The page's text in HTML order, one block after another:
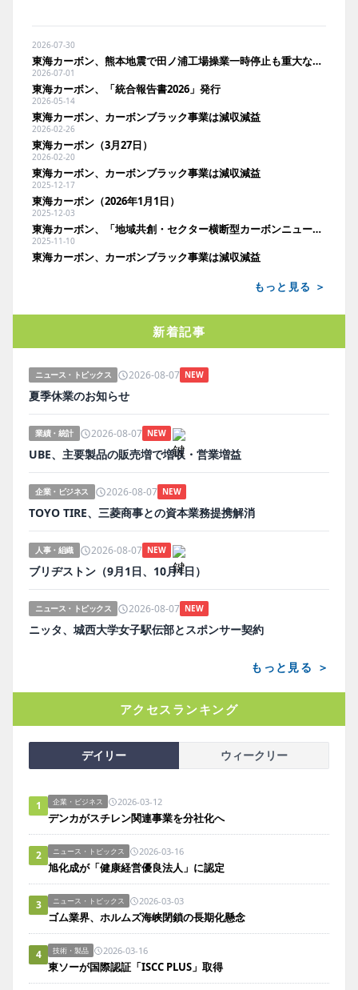
2026-07-30
東海カーボン、熊本地震で田ノ浦工場操業一時停止も重大な人的被害なし
2026-07-01
東海カーボン、「統合報告書2026」発行
2026-05-14
東海カーボン、カーボンブラック事業は減収減益
2026-02-26
東海カーボン（3月27日）
2026-02-20
東海カーボン、カーボンブラック事業は減収減益
2025-12-17
東海カーボン（2026年1月1日）
2025-12-03
東海カーボン、「地域共創・セクター横断型カーボンニュートラル技術開発・実証事業」に採択
2025-11-10
東海カーボン、カーボンブラック事業は減収減益
もっと見る ＞
新着記事
ニュース・トピックス 2026-08-07 NEW
夏季休業のお知らせ
業績・統計 2026-08-07 NEW
UBE、主要製品の販売増で増収・営業増益
企業・ビジネス 2026-08-07 NEW
TOYO TIRE、三菱商事との資本業務提携解消
人事・組織 2026-08-07 NEW
ブリヂストン（9月1日、10月1日）
ニュース・トピックス 2026-08-07 NEW
ニッタ、城西大学女子駅伝部とスポンサー契約
もっと見る ＞
アクセスランキング
デイリー ウィークリー
1 企業・ビジネス 2026-03-12
デンカがスチレン関連事業を分社化へ
2 ニュース・トピックス 2026-03-16
旭化成が「健康経営優良法人」に認定
3 ニュース・トピックス 2026-03-03
ゴム業界、ホルムズ海峡閉鎖の長期化懸念
4 技術・製品 2026-03-16
東ソーが国際認証「ISCC PLUS」取得